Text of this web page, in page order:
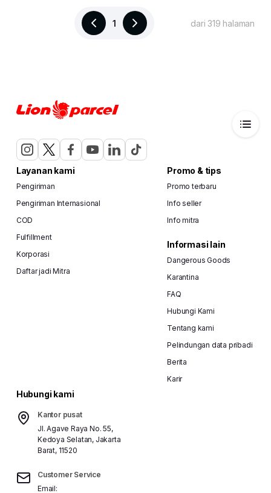
1 dari 319 halaman
Layanan kami
Pengiriman
Pengiriman Internasional
COD
Fulfillment
Korporasi
Daftar jadi Mitra
Promo & tips
Promo terbaru
Info seller
Info mitra
Informasi lain
Dangerous Goods
Karantina
FAQ
Hubungi Kami
Tentang kami
Pelindungan data pribadi
Berita
Karir
Hubungi kami
Kantor pusat
Jl. Agave Raya No. 55,
Kedoya Selatan, Jakarta
Barat, 11520
Customer Service
Email: